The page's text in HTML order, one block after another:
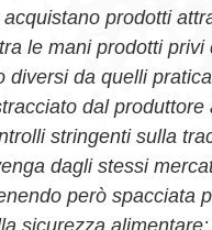
prodotti
le mani prodotti privi
da quelli
dal produttore
stringenti sulla
dagli stessi
però spacciata
sicurezza